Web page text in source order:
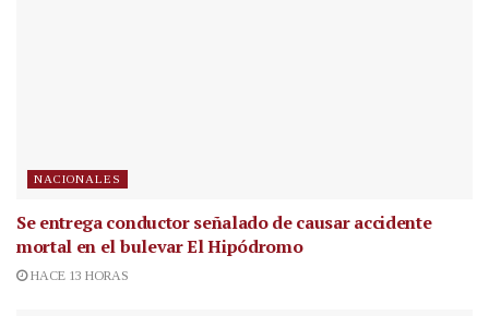
NACIONALES
Se entrega conductor señalado de causar accidente
mortal en el bulevar El Hipódromo
HACE 13 HORAS